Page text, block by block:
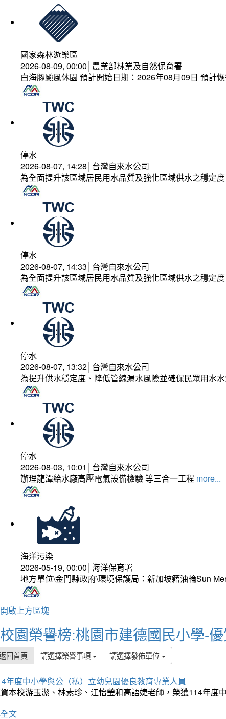
國家森林遊樂區
2026-08-09, 00:00│農業部林業及自然保育署
白海豚颱風休園 預計開始日期：2026年08月09日 預計
停水
2026-08-07, 14:28│台灣自來水公司
為全面提升該區域居民用水品質及強化區域供水之穩定
停水
2026-08-07, 14:33│台灣自來水公司
為全面提升該區域居民用水品質及強化區域供水之穩定
停水
2026-08-07, 13:32│台灣自來水公司
為提升供水穩定度、降低管線漏水風險並確保民眾用水
停水
2026-08-03, 10:01│台灣自來水公司
辦理龍潭給水廠高壓電氣設備檢驗 等三合一工程 more...
海洋污染
2026-05-19, 00:00│海洋保育署
地方單位\金門縣政府\環境保護局：新加坡籍油輪Sun
開啟上方區塊
校園榮譽榜:桃園市建德國民小學-
回首頁 請選擇榮譽事項 請選擇發佈單位
年度中小學與公（私）立幼兒園優良教育專業人員
本校游玉潔、林素珍、江怡瑩和高語婕老師，榮獲114年度
文